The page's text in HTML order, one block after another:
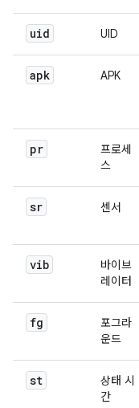
uid UID
apk APK
pr
프로세
스
sr 센서
vib
바이브
레이터
fg
포그라
운드
st
상태 시
간